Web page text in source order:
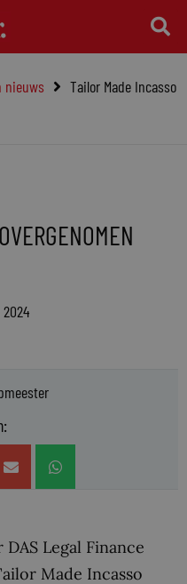
Tailor Made Incasso
Legal Finance
Made Incasso